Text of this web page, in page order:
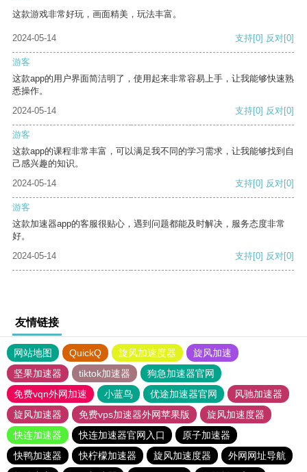
这款游戏非常好玩，画面精美，玩法丰富。
2024-05-14 支持[0] 反对[0]
游客
这款app的用户界面简洁明了，使用起来非常容易上手，让我能够快速熟
悉操作。
2024-05-14
支持[0] 反对[0]
游客
这款app的课程非常丰富，可以满足我不同的学习需求，让我能够找到自
己感兴趣的知识。
2024-05-14
支持[0] 反对[0]
游客
这款加速器app的客服很贴心，遇到问题都能及时解决，服务态度非常
好。
2024-05-14
支持[0] 反对[0]
友情链接
网站地图 QuickQ 旋风加速度器
旋风加速
坚果加速器
tiktok加速器
狗急加速器官网
免费vqn外网加速
小蓝鸟 优途加速器官网
风驰加速器
旋风加速器
免费vps加速器外网苹果版
旋风加速度器
快连加速器
快连加速器官网入口
原子加速器
快鸭加速器
快柠檬加速器 旋风加速度器
外网网址导航